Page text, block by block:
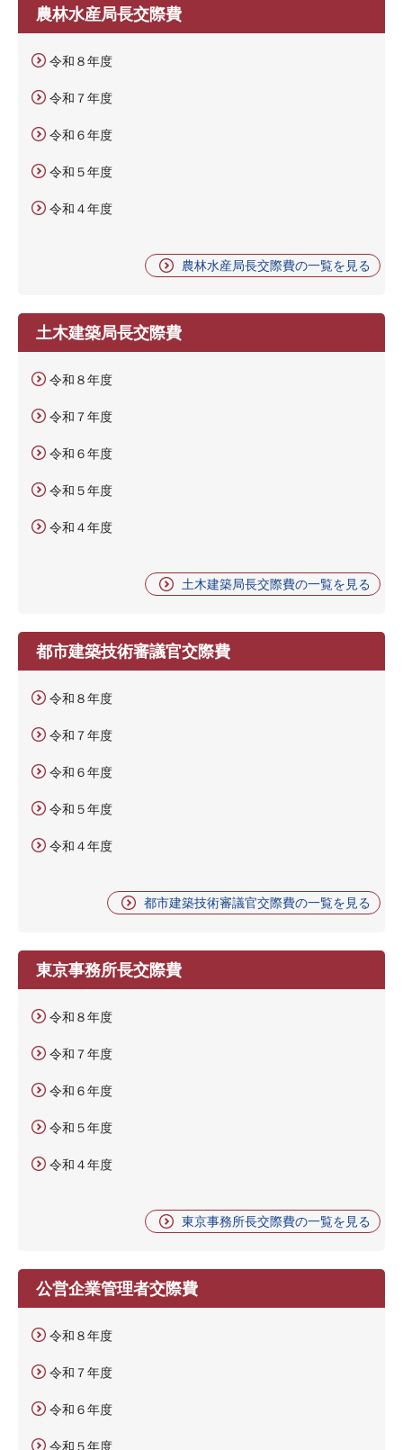
農林水産局長交際費
令和８年度
令和７年度
令和６年度
令和５年度
令和４年度
農林水産局長交際費の一覧を見る
土木建築局長交際費
令和８年度
令和７年度
令和６年度
令和５年度
令和４年度
土木建築局長交際費の一覧を見る
都市建築技術審議官交際費
令和８年度
令和７年度
令和６年度
令和５年度
令和４年度
都市建築技術審議官交際費の一覧を見る
東京事務所長交際費
令和８年度
令和７年度
令和６年度
令和５年度
令和４年度
東京事務所長交際費の一覧を見る
公営企業管理者交際費
令和８年度
令和７年度
令和６年度
令和５年度